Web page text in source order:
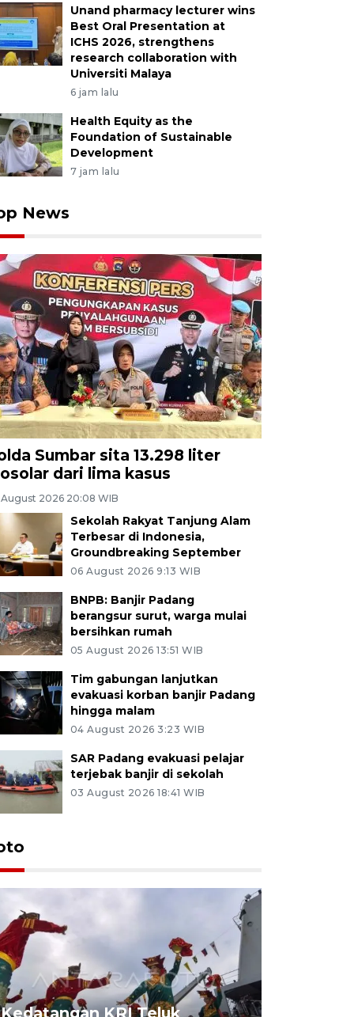
Unand pharmacy lecturer wins
Best Oral Presentation at
ICHS 2026, strengthens
research collaboration with
Universiti Malaya
6 jam lalu
Health Equity as the
Foundation of Sustainable
Development
7 jam lalu
News
Sumbar sita 13.298 liter
dari lima kasus
2026 20:08 WIB
Sekolah Rakyat Tanjung Alam
Terbesar di Indonesia,
Groundbreaking September
06 August 2026 9:13 WIB
BNPB: Banjir Padang
berangsur surut, warga mulai
bersihkan rumah
05 August 2026 13:51 WIB
Tim gabungan lanjutkan
evakuasi korban banjir Padang
hingga malam
04 August 2026 3:23 WIB
SAR Padang evakuasi pelajar
terjebak banjir di sekolah
03 August 2026 18:41 WIB